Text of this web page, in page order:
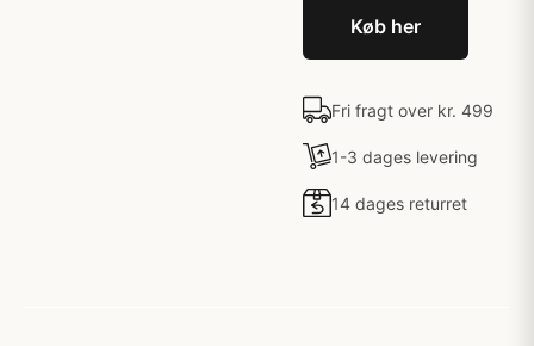
Køb her
Fri fragt over kr. 499
1-3 dages levering
14 dages returret